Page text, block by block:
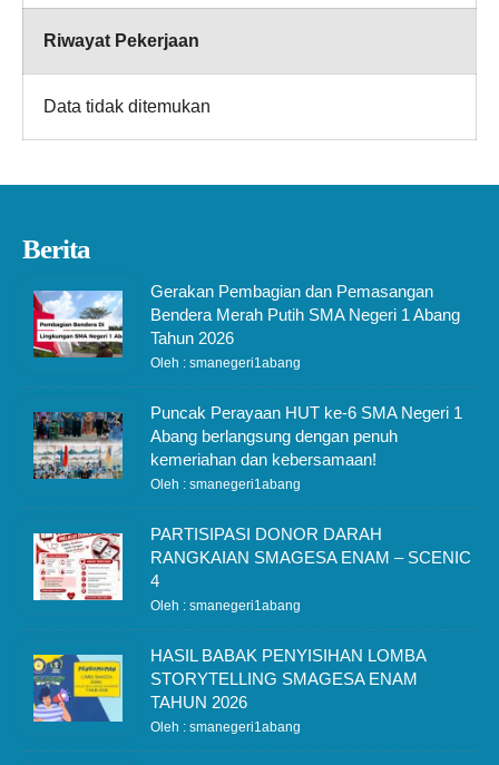
Riwayat Pekerjaan
Data tidak ditemukan
Berita
Gerakan Pembagian dan Pemasangan
Bendera Merah Putih SMA Negeri 1 Abang
Tahun 2026
Oleh : smanegeri1abang
Puncak Perayaan HUT ke-6 SMA Negeri 1
Abang berlangsung dengan penuh
kemeriahan dan kebersamaan!
Oleh : smanegeri1abang
PARTISIPASI DONOR DARAH
RANGKAIAN SMAGESA ENAM – SCENIC
4
Oleh : smanegeri1abang
HASIL BABAK PENYISIHAN LOMBA
STORYTELLING SMAGESA ENAM
TAHUN 2026
Oleh : smanegeri1abang